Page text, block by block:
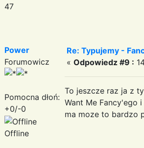
47
Power
Forumowicz
Pomocna dłoń:
+0/-0
Offline
Re: Typujemy -
« Odpowiedz #9 :
To jeszcze raz ja z
Want Me Fancy'ego
ma moze to bardzo